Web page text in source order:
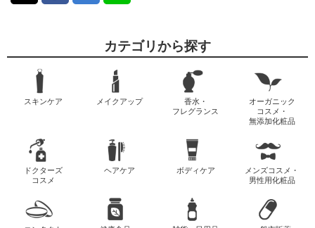
カテゴリから探す
スキンケア メイクアップ
香水・
フレグランス
オーガニック
コスメ・
無添加化粧品
ドクターズ
コスメ
ヘアケア ボディケア
メンズコスメ・
男性用化粧品